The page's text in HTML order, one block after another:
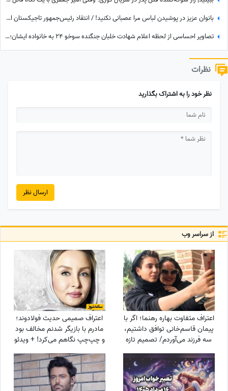
بانوان عزیز در پوشیدن لباس مرا عصبانی نکنید! / انتقاد رئیس‌جمهور تاجیکستان از لباس زنان در این کشور: ناخن‌های رنگ‌شده و لباس‌های تا زیر زانو یا لخت چه معنایی دارد؟
تصاویر احساسی از لحظه اعلام شهادت خلبان جنگنده سوخو 24 به خانواده ایشان؛ لحظاتی تلخ از گریه و اشک...
نظرات
نظر خود را به اشتراک بگذارید
ارسال نظر
از سراسر وب
اعتراف متفاوت بهاره رهنما؛ اگر با
پیمان قاسم‌خانی توافق داشتیم،
سه فرزند می‌آوردم/ تصمیم تازه
برای ازدواج
اعتراف صمیمی حدیث فولادوند؛
مادرم با بازیگر شدنم مخالف بود
و چپ‌چپ نگاهم می‌کرد! + ویدئو